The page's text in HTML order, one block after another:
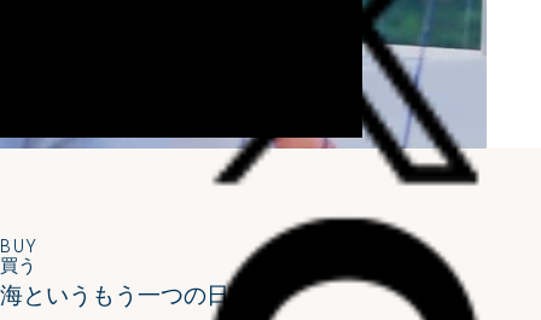
BUY
買う
海というもう一つの日常を